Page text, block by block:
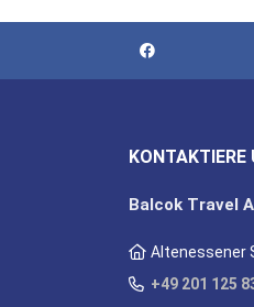
KONTAKTIERE
Balcok Travel
Altenessener
+49 201 125